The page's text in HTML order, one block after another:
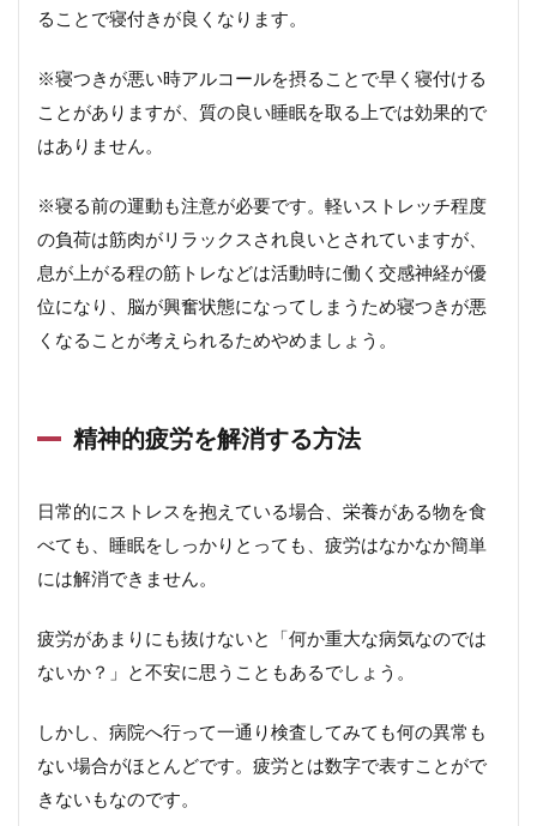
ることで寝付きが良くなります。
※寝つきが悪い時アルコールを摂ることで早く寝付ける
ことがありますが、質の良い睡眠を取る上では効果的で
はありません。
※寝る前の運動も注意が必要です。軽いストレッチ程度
の負荷は筋肉がリラックスされ良いとされていますが、
息が上がる程の筋トレなどは活動時に働く交感神経が優
位になり、脳が興奮状態になってしまうため寝つきが悪
くなることが考えられるためやめましょう。
精神的疲労を解消する方法
日常的にストレスを抱えている場合、栄養がある物を食
べても、睡眠をしっかりとっても、疲労はなかなか簡単
には解消できません。
疲労があまりにも抜けないと「何か重大な病気なのでは
ないか？」と不安に思うこともあるでしょう。
しかし、病院へ行って一通り検査してみても何の異常も
ない場合がほとんどです。疲労とは数字で表すことがで
きないもなのです。